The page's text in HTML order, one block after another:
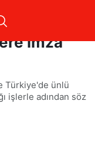
Saeidi,
imza
Türkiye'de ünlü
işlerle adından söz